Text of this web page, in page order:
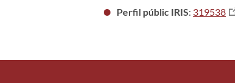
Perfil públic IRIS: 319538